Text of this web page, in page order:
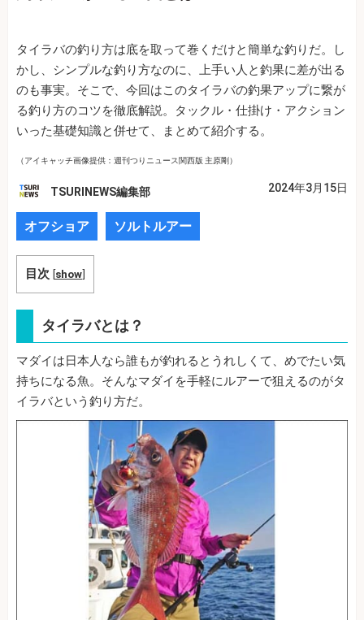
タイラバの釣り方は底を取って巻くだけと簡単な釣りだ。し
かし、シンプルな釣り方なのに、上手い人と釣果に差が出る
のも事実。そこで、今回はこのタイラバの釣果アップに繋が
る釣り方のコツを徹底解説。タックル・仕掛け・アクション
いった基礎知識と併せて、まとめて紹介する。
（アイキャッチ画像提供：週刊つりニュース関西版 主原剛）
TSURINEWS編集部 2024年3月15日
オフショア ソルトルアー
目次 [show]
タイラバとは？
マダイは日本人なら誰もが釣れるとうれしくて、めでたい気
持ちになる魚。そんなマダイを手軽にルアーで狙えるのがタ
イラバという釣り方だ。